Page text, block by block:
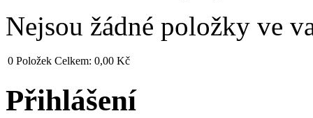
Nejsou žádné položky ve
0 Položek Celkem: 0,00 Kč
Přihlášení